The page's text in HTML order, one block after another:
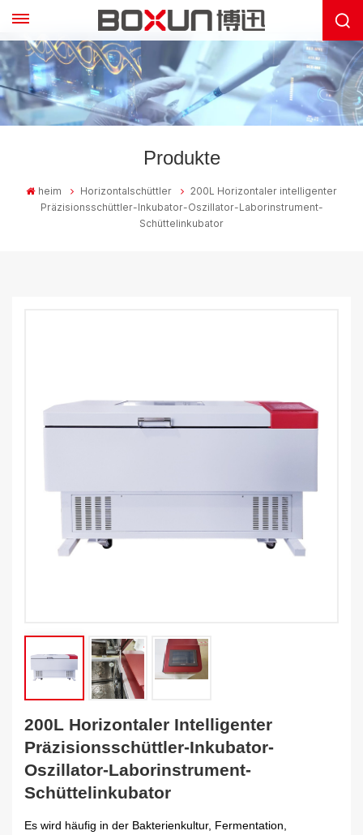
Produkte
heim Horizontalschüttler
200L Horizontaler intelligenter
Präzisionsschüttler-Inkubator-Oszillator-Laborinstrument-
Schüttelinkubator
200L Horizontaler Intelligenter
Präzisionsschüttler-Inkubator-
Oszillator-Laborinstrument-
Schüttelinkubator
Es wird häufig in der Bakterienkultur, Fermentation,